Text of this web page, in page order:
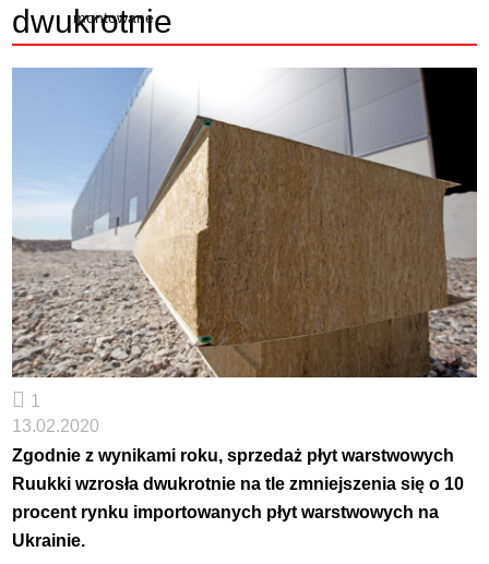
dwukrotnie
1
13.02.2020
Zgodnie z wynikami roku, sprzedaż płyt warstwowych
Ruukki wzrosła dwukrotnie na tle zmniejszenia się o 10
procent rynku importowanych płyt warstwowych na
Ukrainie.